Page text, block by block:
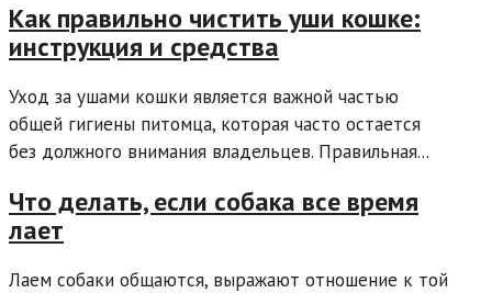
Как правильно чистить уши кошке:
инструкция и средства
Уход за ушами кошки является важной частью
общей гигиены питомца, которая часто остается
без должного внимания владельцев. Правильная...
Что делать, если собака все время
лает
Лаем собаки общаются, выражают отношение к той